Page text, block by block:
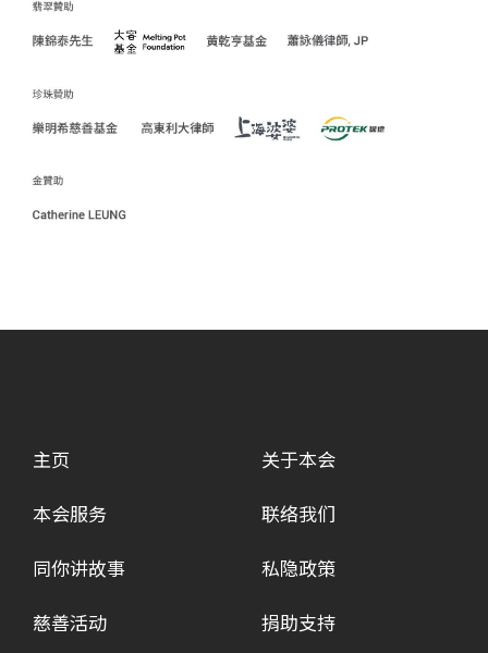
主页
本会服务
同你讲故事
慈善活动
关于本会
联络我们
私隐政策
捐助支持